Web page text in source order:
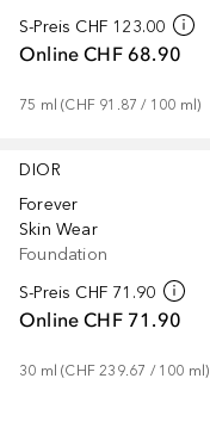
S-Preis CHF 123.00
Online CHF 68.90
75 ml (CHF 91.87 / 100 ml)
DIOR
Forever
Skin Wear
Foundation
S-Preis CHF 71.90
Online CHF 71.90
30 ml (CHF 239.67 / 100 ml)
+42